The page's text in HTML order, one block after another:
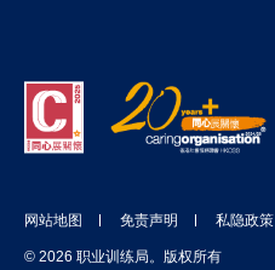
网站地图 免责声明 私隐政策
© 2026 职业训练局。版权所有